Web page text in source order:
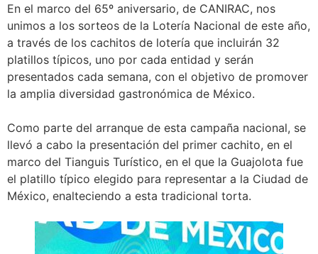
En el marco del 65º aniversario, de CANIRAC, nos
unimos a los sorteos de la Lotería Nacional de este año,
a través de los cachitos de lotería que incluirán 32
platillos típicos, uno por cada entidad y serán
presentados cada semana, con el objetivo de promover
la amplia diversidad gastronómica de México.
Como parte del arranque de esta campaña nacional, se
llevó a cabo la presentación del primer cachito, en el
marco del Tianguis Turístico, en el que la Guajolota fue
el platillo típico elegido para representar a la Ciudad de
México, enalteciendo a esta tradicional torta.